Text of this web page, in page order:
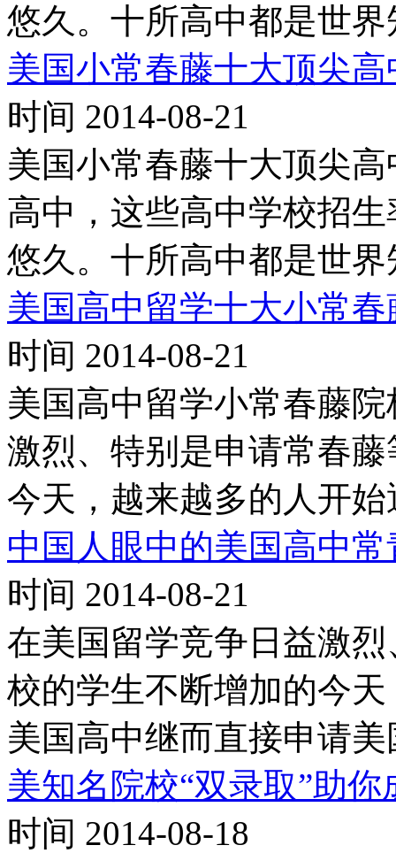
悠久。十所高中都是世
美国小常春藤十大顶尖
时间 2014-08-21
美国小常春藤十大顶尖
高中，这些高中学校招
悠久。十所高中都是世
美国高中留学十大小常
时间 2014-08-21
美国高中留学小常春藤
激烈、特别是申请常春
今天，越来越多的人开
中国人眼中的美国高中
时间 2014-08-21
在美国留学竞争日益激
校的学生不断增加的今
美国高中继而直接申请
美知名院校“双录取”助
时间 2014-08-18